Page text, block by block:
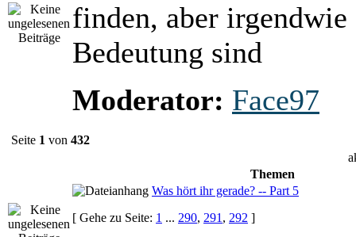
finden, aber irgendwie
Bedeutung sind
Moderator: Face97
Seite 1 von 432
Themen
Was hört ihr gerade? -- Part 5
[ Gehe zu Seite: 1 ... 290, 291 , 292 ]